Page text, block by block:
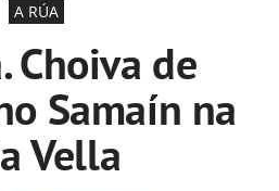
A RÚA
Choiva de
Samaín na
Vella